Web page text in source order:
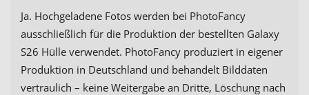
Ja. Hochgeladene Fotos werden bei PhotoFancy
ausschließlich für die Produktion der bestellten Galaxy
S26 Hülle verwendet. PhotoFancy produziert in eigener
Produktion in Deutschland und behandelt Bilddaten
vertraulich – keine Weitergabe an Dritte, Löschung nach